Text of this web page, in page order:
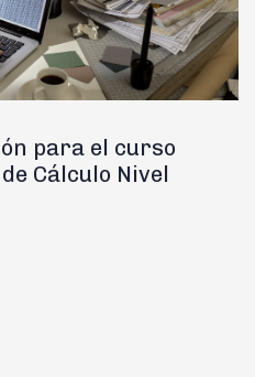
para el curso
Cálculo Nivel